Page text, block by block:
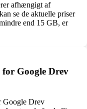
afhængigt af
se de aktuelle priser
end 15 GB, er
Google Drev
Google Drev